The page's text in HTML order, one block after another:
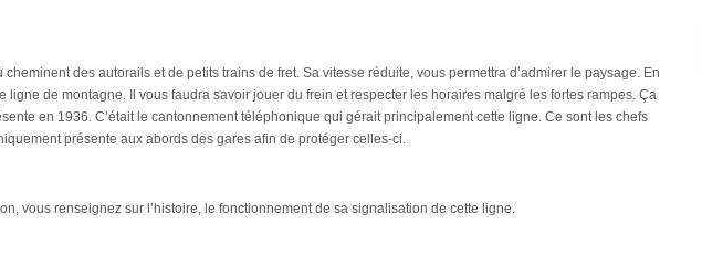
des autorails et de petits trains de fret. Sa vitesse réduite, vous permettra d’admirer le paysage. En
ligne de montagne. Il vous faudra savoir jouer du frein et respecter les horaires malgré les fortes rampes. Ça
en 1936. C’était le cantonnement téléphonique qui gérait principalement cette ligne. Ce sont les chefs
présente aux abords des gares afin de protéger celles-ci.
vous renseignez sur l’histoire, le fonctionnement de sa signalisation de cette ligne.